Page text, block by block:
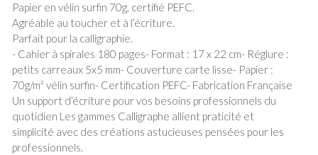
Papier en vélin surfin 70g, certifié PEFC.
Agréable au toucher et à l’écriture.
Parfait pour la calligraphie.
- Cahier à spirales 180 pages- Format : 17 x 22 cm- Réglure :
petits carreaux 5x5 mm- Couverture carte lisse- Papier :
70g/m² vélin surfin- Certification PEFC- Fabrication Française
Un support d’écriture pour vos besoins professionnels du
quotidien Les gammes Calligraphe allient praticité et
simplicité avec des créations astucieuses pensées pour les
professionnels.